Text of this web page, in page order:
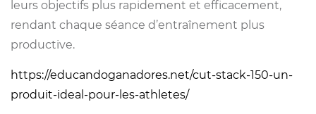
leurs objectifs plus rapidement et efficacement,
rendant chaque séance d’entraînement plus
productive.
https://educandoganadores.net/cut-stack-150-un-
produit-ideal-pour-les-athletes/